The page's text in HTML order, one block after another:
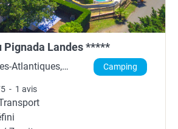
Pignada Landes *****
Atlantiques,
Aquitaine
Camping
5 - 1 avis